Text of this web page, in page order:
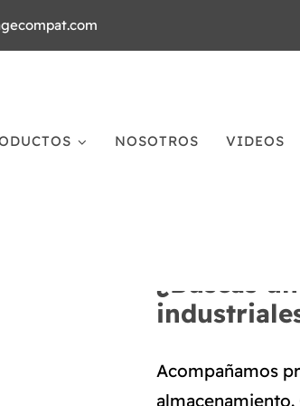
NOSOTROS VIDEOS
¿Buscás
Acompañamos